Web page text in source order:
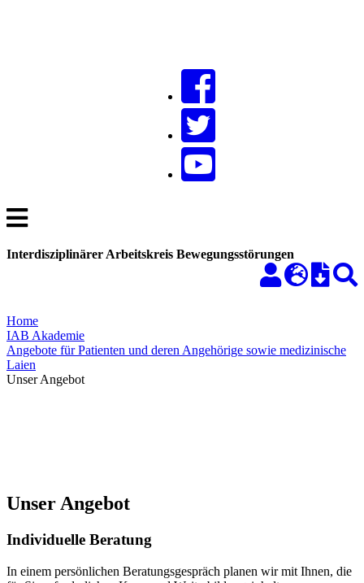
Interdisziplinärer Arbeitskreis Bewegungsstörungen
Home
IAB Akademie
Angebote für Patienten und deren Angehörige sowie medizinische
Laien
Unser Angebot
Unser Angebot
Individuelle Beratung
In einem persönlichen Beratungsgespräch planen wir mit Ihnen, die